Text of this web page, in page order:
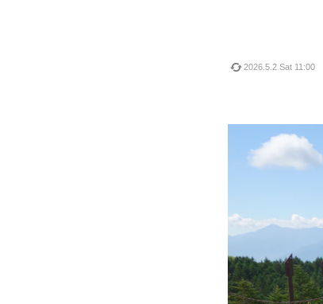
2026.5.2 Sat 11:00